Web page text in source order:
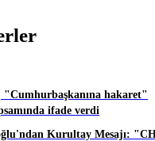
hakaret"
ifade verdi
Kurultay Mesajı: